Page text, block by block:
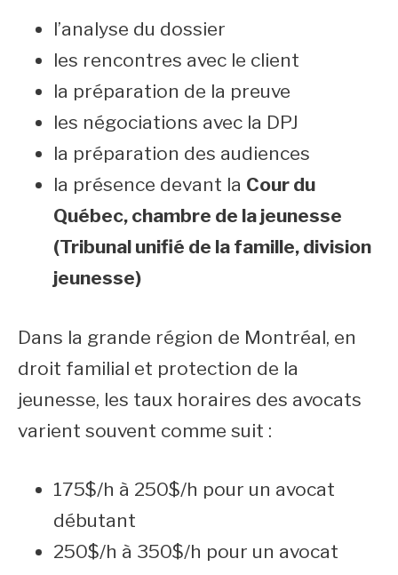
l’analyse du dossier
les rencontres avec le client
la préparation de la preuve
les négociations avec la DPJ
la préparation des audiences
la présence devant la Cour du
Québec, chambre de la jeunesse
(Tribunal unifié de la famille, division
jeunesse)
Dans la grande région de Montréal, en
droit familial et protection de la
jeunesse, les taux horaires des avocats
varient souvent comme suit :
175$/h à 250$/h pour un avocat
débutant
250$/h à 350$/h pour un avocat